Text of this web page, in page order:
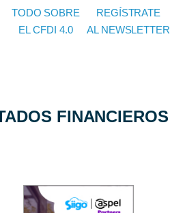
TODO SOBRE
EL CFDI 4.0
REGÍSTRATE
AL NEWSLETTER
FINANCIEROS